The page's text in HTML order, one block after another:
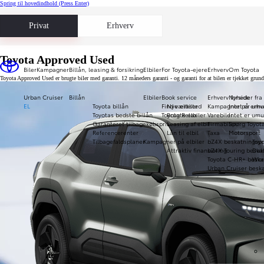
Spring til hovedindhold (Press Enter)
Privat Erhverv
Biler
Urban Cruiser
EL
KampagnerBillån, leasing & forsikring
Billån
Toyota billån
Toyotas bedste billån
Garanteret tilbagekøbspris
Referencerenter
Tilbagefaldsplaner
Elbiler
Elbiler
Nye elbiler
Brugte elbiler
Leasing af elbil
Lån til elbil
Kampagner på elbiler
Attraktiv finansiering
For Toyota-ejere
Book service
Find værksted
Toyota Relax
Erhverv
Erhverv forside
Kampagner på
Varebiler
Firmabiler
Taxa
bZ4X
bZ4X Touring
Toyota C-HR+
Urban Cruiser
Om Toyota
Nyheder fra
Intet er
Intet er
Spørg
Motorsport
Toyota Approved Used
Toyota Approved Used er brugte biler med garanti. 12 måneders garanti - og garanti for at bilen er tjekket